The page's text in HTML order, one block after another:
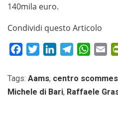
140mila euro.
Condividi questo Articolo
FacebookTwitterLinkedInTelegram
Tags: Aams, centro
Michele di Bari, Raffaele